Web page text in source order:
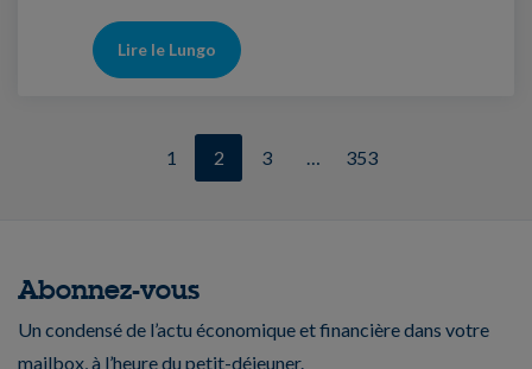
Lire le Lungo
1 2 3 353
Abonnez-vous
Un condensé de l’actu économique et financière dans votre
mailbox, à l’heure du petit-déjeuner.